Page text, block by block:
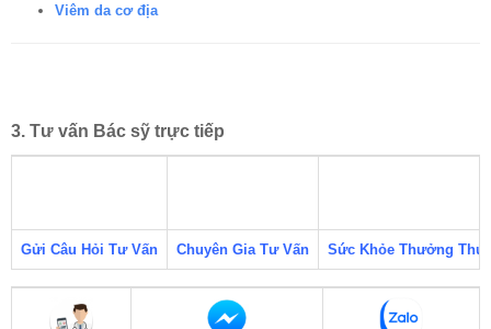
Viêm da cơ địa
3. Tư vấn Bác sỹ trực tiếp
Gửi Câu Hỏi Tư Vấn Chuyên Gia Tư Vấn Sức Khỏe Thưởng